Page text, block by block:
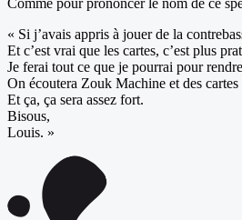
Comme pour prononcer le nom de ce
« Si j’avais appris à jouer de la
Et c’est vrai que les cartes, c’est plus
Je ferai tout ce que je pourrai pour
On écoutera Zouk Machine et des
Et ça, ça sera assez fort.
Bisous,
Louis. »